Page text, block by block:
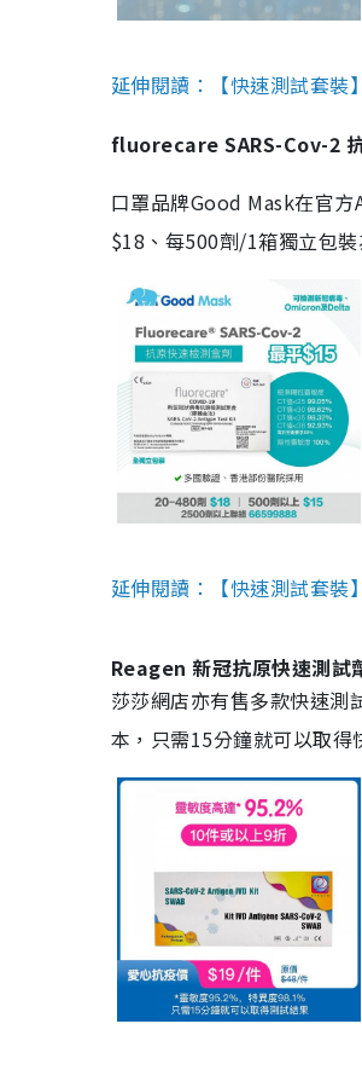
延伸閱讀：【快速測試套
fluorecare SARS-Cov-2
口罩品牌Good Mask在官
$18、每500劑/1箱獨立包
延伸閱讀：【快速測試套
Reagen 新冠抗原快速測試
莎莎網店亦有售多款快速
本，只需15分鐘就可以取得